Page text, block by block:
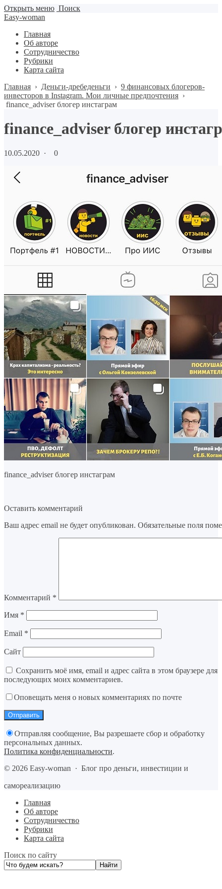
Открыть меню Поиск
Easy-woman
Главная
Об авторе
Сотрудничество
Рубрики
Карта сайта
Главная › Деньги-дребеденьги › 9 финансовых блогеров-
инвесторов в Instagram. Мои личные предпочтения ›
finance_adviser блогер инстаграм
finance_adviser блогер
10.05.2020 · 0
finance_adviser блогер инстаграм
Оставить комментарий
Ваш адрес email не будет опубликован. Обязательные поля
Комментарий *
Имя *
Email *
Сайт
Сохранить моё имя, email и адрес сайта в этом браузере для
последующих моих комментариев.
Оповещать меня о новых комментариях по почте
Отправляя сообщение, Вы разрешаете сбор и обработку
персональных данных.
Политика конфиденциальности.
© 2026 Easy-woman · Блог про деньги, инвестиции и
самореализацию
Главная
Об авторе
Сотрудничество
Рубрики
Карта сайта
Поиск по сайту